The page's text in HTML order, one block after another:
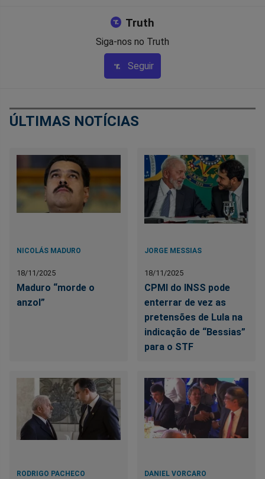
Truth
Siga-nos no Truth
Seguir
ÚLTIMAS NOTÍCIAS
NICOLÁS MADURO
18/11/2025
Maduro “morde o
anzol”
JORGE MESSIAS
18/11/2025
CPMI do INSS pode
enterrar de vez as
pretensões de Lula na
indicação de “Bessias”
para o STF
RODRIGO PACHECO DANIEL VORCARO